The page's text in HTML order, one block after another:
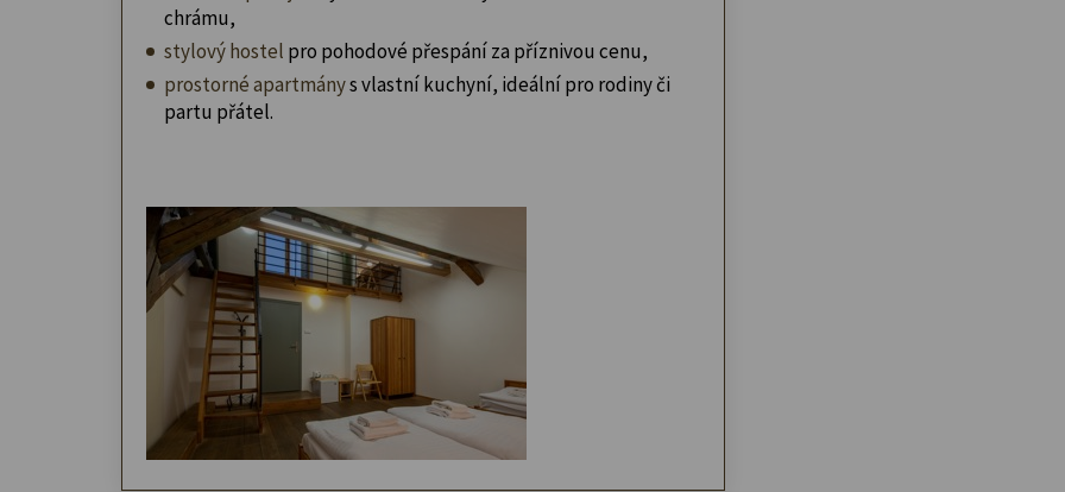
chrámu,
stylový hostel pro pohodové přespání za příznivou cenu,
prostorné apartmánys vlastní kuchyní, ideální pro rodiny či
partu přátel.